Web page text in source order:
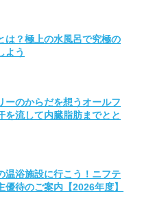
は？極上の水風呂で究極の
よう
ーのからだを想うオールフ
を流して内臓脂肪までとと
温浴施設に行こう！ニフテ
優待のご案内【2026年度】